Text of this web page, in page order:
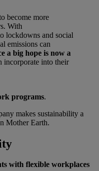
become more
With
lockdowns and social
emissions can
a big hope is now a
incorporate into their
programs.
makes sustainability a
Mother Earth.
with flexible workplaces